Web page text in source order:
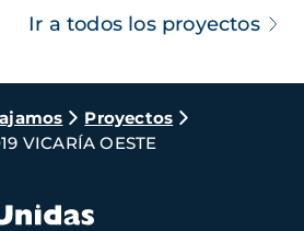
Ir a todos los proyectos
Proyectos
VICARÍA OESTE